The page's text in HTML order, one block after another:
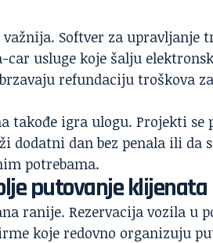
Softver za upravljanje
car usluge koje šalju
refundaciju troškova
takođe igra ulogu. Projekti se
dodatni dan bez penala ili
potrebama.
putovanje
ranije. Rezervacija vozila u
koje redovno organizuju